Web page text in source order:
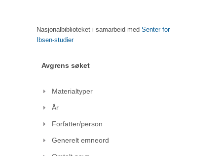
Nasjonalbiblioteket i samarbeid med Senter for
Ibsen-studier
Avgrens søket
Materialtyper
År
Forfatter/person
Generelt emneord